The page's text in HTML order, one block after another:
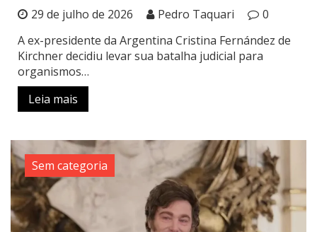
29 de julho de 2026 Pedro Taquari
0
A ex-presidente da Argentina Cristina Fernández de
Kirchner decidiu levar sua batalha judicial para
organismos…
Leia mais
Sem categoria